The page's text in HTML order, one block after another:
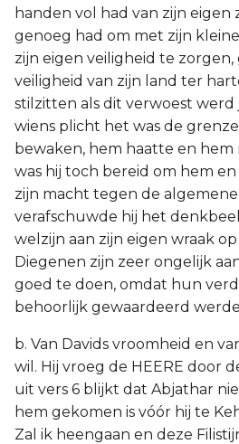
handen vol had van zijn eigen
genoeg had om met zijn
zijn eigen veiligheid te
veiligheid van zijn land ter
stilzitten als dit verwoest werd
wiens plicht het was de
bewaken, hem haatte en
was hij toch bereid om hem
zijn macht tegen de
verafschuwde hij het
welzijn aan zijn eigen wraak
Diegenen zijn zeer ongelijk
goed te doen, omdat hun
behoorlijk gewaardeerd
b. Van Davids vroomheid en
wil. Hij vroeg de HEERE door
uit vers 6 blijkt dat Abjathar
hem gekomen is vóór hij te
Zal ik heengaan en deze